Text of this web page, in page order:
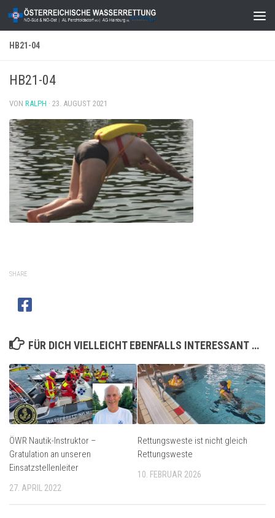
Zum Inhalt springen
HB21-04
HB21-04
VON RALPH · 23. AUGUST 2021
SHARE
FÜR DICH VIELLEICHT EBENFALLS INTERESSANT …
ÖWR Nautik-Instruktor –
Gratulation an unseren
Einsatzstellenleiter
27. APRIL 2022
Rettungsweste ist nicht gleich
Rettungsweste
10. FEBRUAR 2026